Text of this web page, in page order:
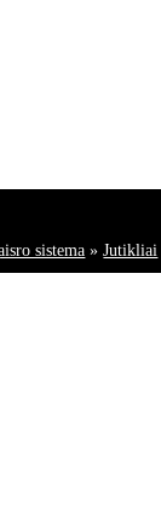
sistema »Jutikliai